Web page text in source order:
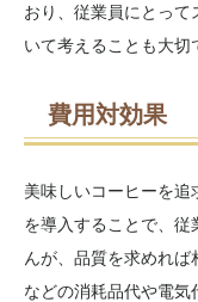
おり、従業員にとって
いて考えることも大切
費用対効果
美味しいコーヒーを追
を導入することで、
んが、品質を求めれ
などの消耗品代や電気